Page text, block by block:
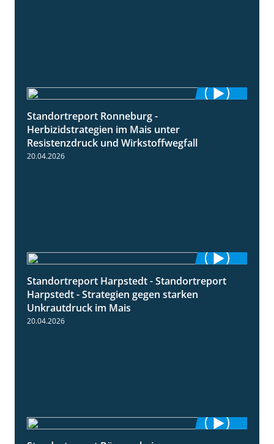
Standortreport Ronneburg -
Herbizidstrategien im Mais unter
Resistenzdruck und Wirkstoffwegfall
20.04.2026
9:11
Standortreport Harpstedt - Standortreport
Harpstedt - Strategien gegen starken
Unkrautdruck im Mais
20.04.2026